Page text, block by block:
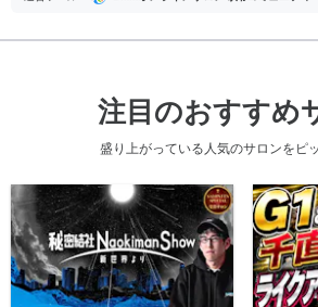
注目のおすすめ
盛り上がっている人気のサロンをピ